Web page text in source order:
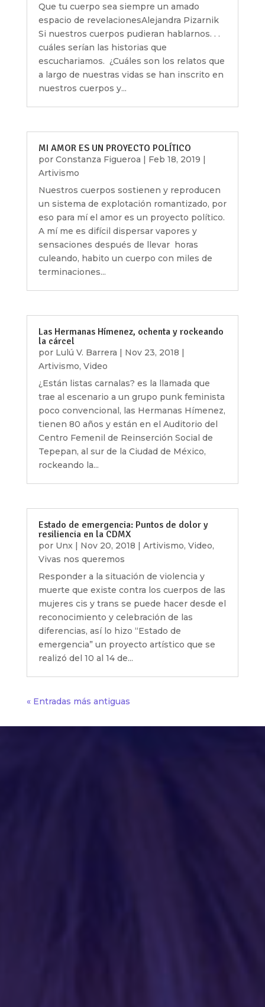
Que tu cuerpo sea siempre un amado
espacio de revelacionesAlejandra Pizarnik
Si nuestros cuerpos pudieran hablarnos. . .
cuáles serían las historias que
escuchariamos. ¿Cuáles son los relatos que
a largo de nuestras vidas se han inscrito en
nuestros cuerpos y...
MI AMOR ES UN PROYECTO POLÍTICO
por Constanza Figueroa | Feb 18, 2019 |
Artivismo
Nuestros cuerpos sostienen y reproducen
un sistema de explotación romantizado, por
eso para mí el amor es un proyecto político.
A mí me es difícil dispersar vapores y
sensaciones después de llevar horas
culeando, habito un cuerpo con miles de
terminaciones...
Las Hermanas Hímenez, ochenta y rockeando
la cárcel
por Lulú V. Barrera | Nov 23, 2018 |
Artivismo, Video
¿Están listas carnalas? es la llamada que
trae al escenario a un grupo punk feminista
poco convencional, las Hermanas Hímenez,
tienen 80 años y están en el Auditorio del
Centro Femenil de Reinserción Social de
Tepepan, al sur de la Ciudad de México,
rockeando la...
Estado de emergencia: Puntos de dolor y
resiliencia en la CDMX
por Unx| Nov 20, 2018 | Artivismo, Video,
Vivas nos queremos
Responder a la situación de violencia y
muerte que existe contra los cuerpos de las
mujeres cis y trans se puede hacer desde el
reconocimiento y celebración de las
diferencias, así lo hizo “Estado de
emergencia” un proyecto artístico que se
realizó del 10 al 14 de...
« Entradas más antiguas